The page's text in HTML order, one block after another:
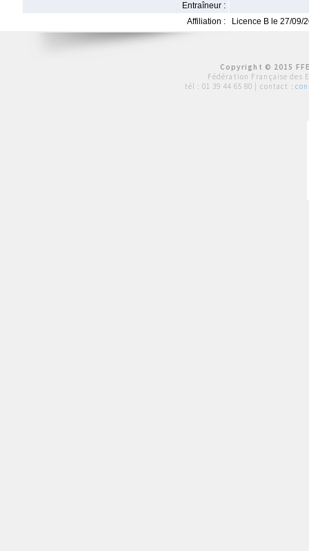
Entraîneur :
Affiliation :
Licence B le 27/09/
Copyright © 2015
Fédération Française des
tél : 01 39 44 65 80 | contact :